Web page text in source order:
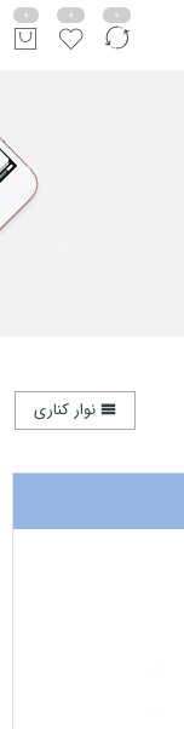
0
0
0
نوار کناری